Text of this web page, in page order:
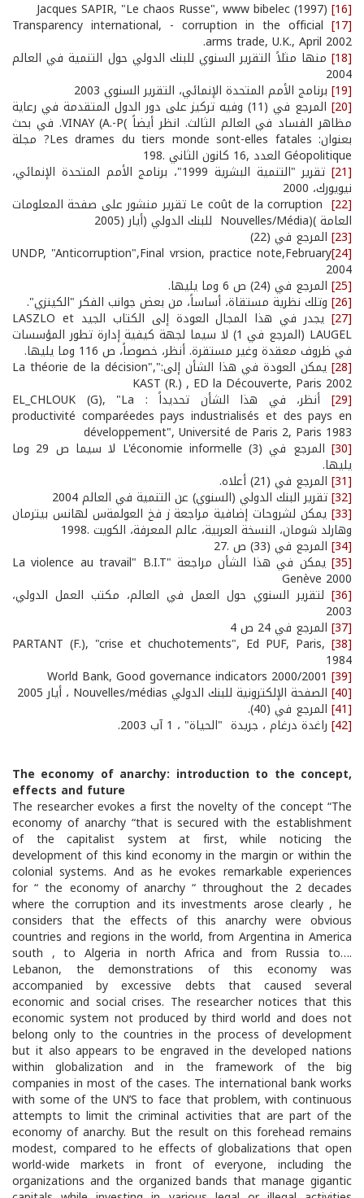
[16]
[17]
Transparency international, - corruption in the official
arms trade, U.K., April 2002.
[18] منها مثلاً التقرير السنوي للبنك الدولي حول التنمية في العالم
2004
[19] برنامج الأمم المتحدة الإنمائي، التقرير السنوي 2003
[20] المرجع في (11) وفيه تركيز على دور الدول المتقدمة في رعاية
مظاهر الفساد في العالم الثالث. انظر أيضاً )VINAY (A.-P. في بحث
بعنوان: Les drames du tiers monde sont-elles fatales? مجلة
Géopolitique العدد ,16 كانون الثاني .198
[21] تقرير "التنمية البشرية 1999"، برنامج الأمم المتحدة الإنمائي،
نيويورك، 2000
[22] Le coût de la corruption تقرير منشور على صفحة المعلومات
العامة )(Nouvelles/Média للبنك الدولي (أيار (2005
[23] المرجع في (22)
[24]
UNDP, "Anticorruption",Final vrsion, practice note,February
2004
[25] المرجع في (24) ص 6 وما يليها.
[26] وتلك نظرية مستقاة، أساساً، من بعض جوانب الفكر "الكينزي".
[27] يجدر في هذا المجال العودة إلى الكتاب الجيد LASZLO et
LAUGEL (المرجع في 1) لا سيما لجهة كيفية إدارة تطور المؤسسات
في ظروف معقدة وغير مستقرة. أنظر، خصوصاً، ص 116 وما يليها.
[28] يمكن العودة في هذا الشأن إلى:"La théorie de la décision",
KAST (R.) , ED la Découverte, Paris 2002
[29] أنظر، في هذا الشأن تحديداً : EL_CHLOUK (G), "La
productivité comparéedes pays industrialisés et des pays en
développement", Université de Paris 2, Paris 1983
[30] المرجع في (3) L'économie informelle لا سيما ص 29 وما
يليها.
[31] المرجع في (21) أعلاه.
[32] تقرير البنك الدولي (السنوي) عن التنمية في العالم 2004
[33] يمكن لشروحات إضافية مراجعة ز فخ العولمةس لهانس بيترمان
وهارلد شومان، النسخة العربية، عالم المعرفة، الكويت .1998
[34] المرجع في (33) ص .27
[35] يمكن في هذا الشأن مراجعة "La violence au travail" B.I.T
Genève 2000
[36] لتقرير السنوي حول العمل في العالم، مكتب العمل الدولي،
2003
[37] المرجع في 24 ص 4
[38]
PARTANT (F.), "crise et chuchotements", Ed PUF, Paris,
1984
[39]
[40] الصفحة الإلكترونية للبنك الدولي Nouvelles/médias ، أيار 2005
[41] المرجع في (40).
[42] راغدة درغام ، جريدة "الحياة" ، 1 آب 2003.
The economy of anarchy: introduction to the concept,
effects and future
The researcher evokes a first the novelty of the concept “The
economy of anarchy “that is secured with the establishment
of the capitalist system at first, while noticing the
development of this kind economy in the margin or within the
colonial systems. And as he evokes remarkable experiences
for “ the economy of anarchy “ throughout the 2 decades
where the corruption and its investments arose clearly , he
considers that the effects of this anarchy were obvious
countries and regions in the world, from Argentina in America
south , to Algeria in north Africa and from Russia to….
Lebanon, the demonstrations of this economy was
accompanied by excessive debts that caused several
economic and social crises. The researcher notices that this
economic system not produced by third world and does not
belong only to the countries in the process of development
but it also appears to be engraved in the developed nations
within globalization and in the framework of the big
companies in most of the cases. The international bank works
with some of the UN’S to face that problem, with continuous
attempts to limit the criminal activities that are part of the
economy of anarchy. But the result on this forehead remains
modest, compared to he effects of globalizations that open
world-wide markets in front of everyone, including the
organizations and the organized bands that manage gigantic